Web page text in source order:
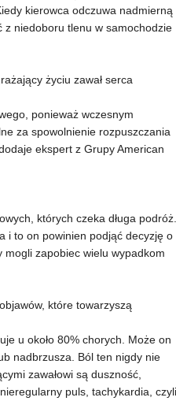
kierowca odczuwa nadmierną
z niedoboru tlenu w samochodzie
życiu zawał serca
ponieważ wczesnym
za spowolnienie rozpuszczania
ekspert z Grupy American
których czeka długa podróż.
i to on powinien podjąć decyzję o
zapobiec wielu wypadkom
które towarzyszą
u około 80% chorych. Może on
nadbrzusza. Ból ten nigdy nie
zawałowi są duszność,
puls, tachykardia, czyli